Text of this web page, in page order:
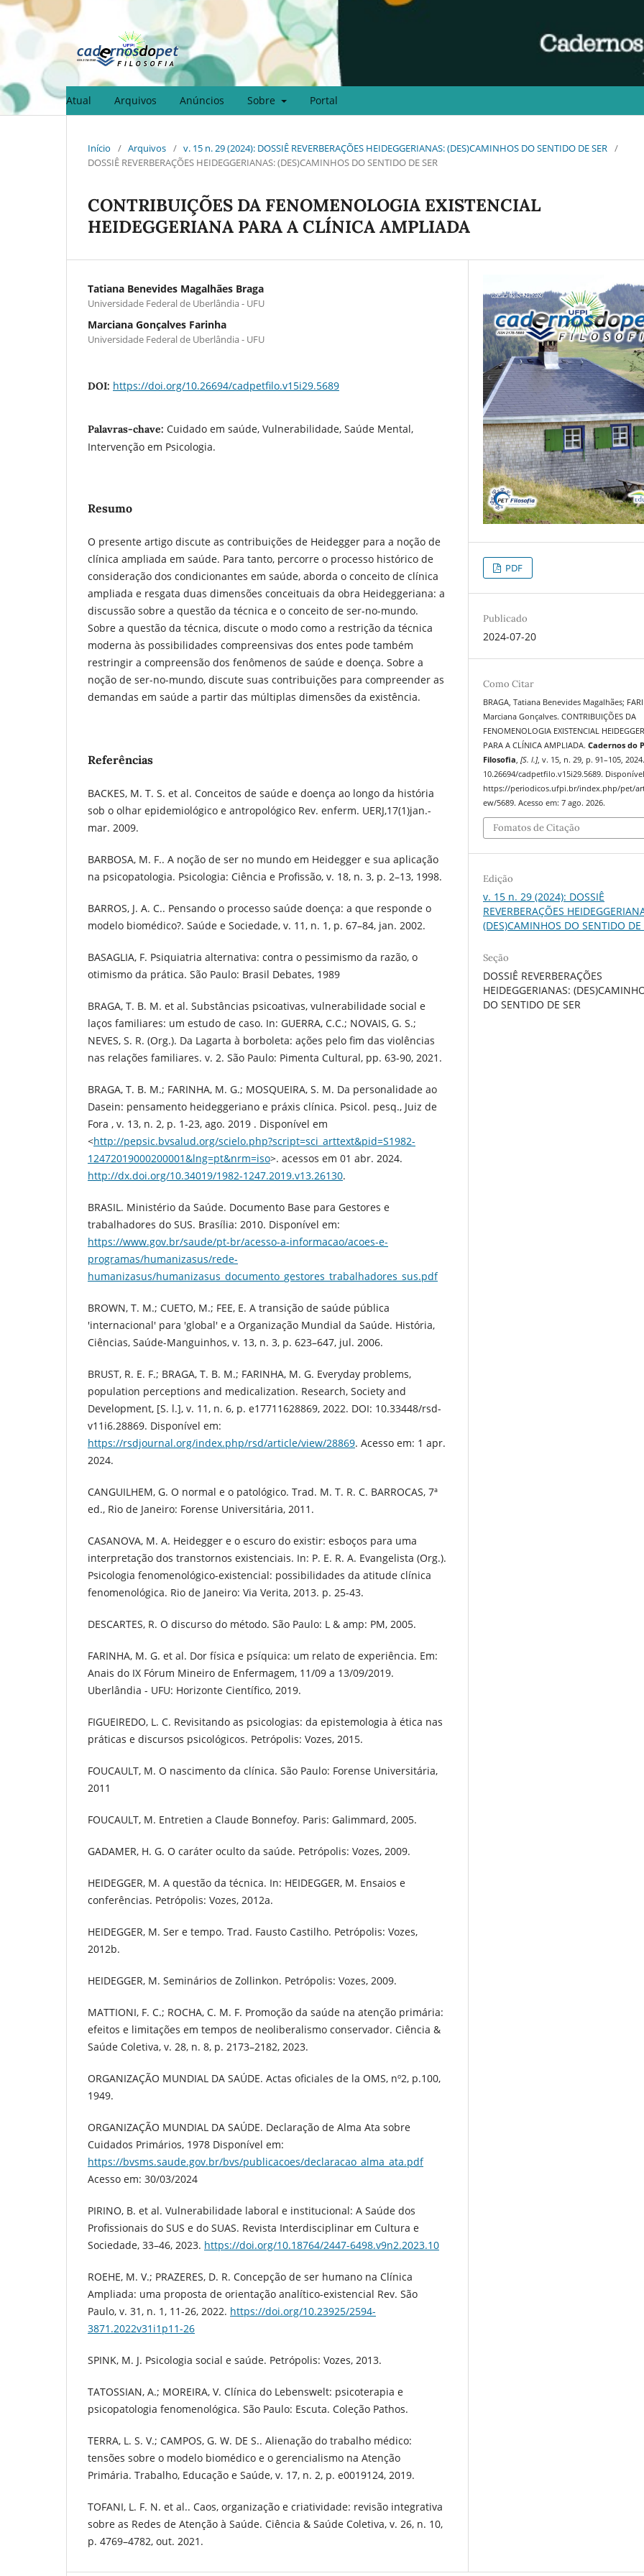
Atual Arquivos Anúncios Sobre Portal
Início / Arquivos / v. 15 n. 29 (2024): DOSSIÊ REVERBERAÇÕES HEIDEGGERIANAS: (DES)CAMINHOS DO SENTIDO DE SER /
DOSSIÊ REVERBERAÇÕES HEIDEGGERIANAS: (DES)CAMINHOS DO SENTIDO DE SER
CONTRIBUIÇÕES DA FENOMENOLOGIA EXISTENCIAL
HEIDEGGERIANA PARA A CLÍNICA AMPLIADA
Tatiana Benevides Magalhães Braga
Universidade Federal de Uberlândia - UFU
Marciana Gonçalves Farinha
Universidade Federal de Uberlândia - UFU
DOI: https://doi.org/10.26694/cadpetfilo.v15i29.5689
Palavras-chave: Cuidado em saúde, Vulnerabilidade, Saúde Mental,
Intervenção em Psicologia.
Resumo
O presente artigo discute as contribuições de Heidegger para a noção de
clínica ampliada em saúde. Para tanto, percorre o processo histórico de
consideração dos condicionantes em saúde, aborda o conceito de clínica
ampliada e resgata duas dimensões conceituais da obra Heideggeriana: a
discussão sobre a questão da técnica e o conceito de ser-no-mundo.
Sobre a questão da técnica, discute o modo como a restrição da técnica
moderna às possibilidades compreensivas dos entes pode também
restringir a compreensão dos fenômenos de saúde e doença. Sobre a
noção de ser-no-mundo, discute suas contribuições para compreender as
demandas em saúde a partir das múltiplas dimensões da existência.
Referências
BACKES, M. T. S. et al. Conceitos de saúde e doença ao longo da história
sob o olhar epidemiológico e antropológico Rev. enferm. UERJ,17(1)jan.-
mar. 2009.
BARBOSA, M. F.. A noção de ser no mundo em Heidegger e sua aplicação
na psicopatologia. Psicologia: Ciência e Profissão, v. 18, n. 3, p. 2–13, 1998.
BARROS, J. A. C.. Pensando o processo saúde doença: a que responde o
modelo biomédico?. Saúde e Sociedade, v. 11, n. 1, p. 67–84, jan. 2002.
BASAGLIA, F. Psiquiatria alternativa: contra o pessimismo da razão, o
otimismo da prática. São Paulo: Brasil Debates, 1989
BRAGA, T. B. M. et al. Substâncias psicoativas, vulnerabilidade social e
laços familiares: um estudo de caso. In: GUERRA, C.C.; NOVAIS, G. S.;
NEVES, S. R. (Org.). Da Lagarta à borboleta: ações pelo fim das violências
nas relações familiares. v. 2. São Paulo: Pimenta Cultural, pp. 63-90, 2021.
BRAGA, T. B. M.; FARINHA, M. G.; MOSQUEIRA, S. M. Da personalidade ao
Dasein: pensamento heideggeriano e práxis clínica. Psicol. pesq., Juiz de
Fora , v. 13, n. 2, p. 1-23, ago. 2019 . Disponível em
<http://pepsic.bvsalud.org/scielo.php?script=sci_arttext&pid=S1982-
12472019000200001&lng=pt&nrm=iso>. acessos em 01 abr. 2024.
http://dx.doi.org/10.34019/1982-1247.2019.v13.26130.
BRASIL. Ministério da Saúde. Documento Base para Gestores e
trabalhadores do SUS. Brasília: 2010. Disponível em:
https://www.gov.br/saude/pt-br/acesso-a-informacao/acoes-e-
programas/humanizasus/rede-
humanizasus/humanizasus_documento_gestores_trabalhadores_sus.pdf
BROWN, T. M.; CUETO, M.; FEE, E. A transição de saúde pública
'internacional' para 'global' e a Organização Mundial da Saúde. História,
Ciências, Saúde-Manguinhos, v. 13, n. 3, p. 623–647, jul. 2006.
BRUST, R. E. F.; BRAGA, T. B. M.; FARINHA, M. G. Everyday problems,
population perceptions and medicalization. Research, Society and
Development, [S. l.], v. 11, n. 6, p. e17711628869, 2022. DOI: 10.33448/rsd-
v11i6.28869. Disponível em:
https://rsdjournal.org/index.php/rsd/article/view/28869. Acesso em: 1 apr.
2024.
CANGUILHEM, G. O normal e o patológico. Trad. M. T. R. C. BARROCAS, 7ª
ed., Rio de Janeiro: Forense Universitária, 2011.
CASANOVA, M. A. Heidegger e o escuro do existir: esboços para uma
interpretação dos transtornos existenciais. In: P. E. R. A. Evangelista (Org.).
Psicologia fenomenológico-existencial: possibilidades da atitude clínica
fenomenológica. Rio de Janeiro: Via Verita, 2013. p. 25-43.
DESCARTES, R. O discurso do método. São Paulo: L & amp: PM, 2005.
FARINHA, M. G. et al. Dor física e psíquica: um relato de experiência. Em:
Anais do IX Fórum Mineiro de Enfermagem, 11/09 a 13/09/2019.
Uberlândia - UFU: Horizonte Científico, 2019.
FIGUEIREDO, L. C. Revisitando as psicologias: da epistemologia à ética nas
práticas e discursos psicológicos. Petrópolis: Vozes, 2015.
FOUCAULT, M. O nascimento da clínica. São Paulo: Forense Universitária,
2011
FOUCAULT, M. Entretien a Claude Bonnefoy. Paris: Galimmard, 2005.
GADAMER, H. G. O caráter oculto da saúde. Petrópolis: Vozes, 2009.
HEIDEGGER, M. A questão da técnica. In: HEIDEGGER, M. Ensaios e
conferências. Petrópolis: Vozes, 2012a.
HEIDEGGER, M. Ser e tempo. Trad. Fausto Castilho. Petrópolis: Vozes,
2012b.
HEIDEGGER, M. Seminários de Zollinkon. Petrópolis: Vozes, 2009.
MATTIONI, F. C.; ROCHA, C. M. F. Promoção da saúde na atenção primária:
efeitos e limitações em tempos de neoliberalismo conservador. Ciência &
Saúde Coletiva, v. 28, n. 8, p. 2173–2182, 2023.
ORGANIZAÇÃO MUNDIAL DA SAÚDE. Actas oficiales de la OMS, nº2, p.100,
1949.
ORGANIZAÇÃO MUNDIAL DA SAÚDE. Declaração de Alma Ata sobre
Cuidados Primários, 1978 Disponível em:
https://bvsms.saude.gov.br/bvs/publicacoes/declaracao_alma_ata.pdf
Acesso em: 30/03/2024
PIRINO, B. et al. Vulnerabilidade laboral e institucional: A Saúde dos
Profissionais do SUS e do SUAS. Revista Interdisciplinar em Cultura e
Sociedade, 33–46, 2023. https://doi.org/10.18764/2447-6498.v9n2.2023.10
ROEHE, M. V.; PRAZERES, D. R. Concepção de ser humano na Clínica
Ampliada: uma proposta de orientação analítico-existencial Rev. São
Paulo, v. 31, n. 1, 11-26, 2022. https://doi.org/10.23925/2594-
3871.2022v31i1p11-26
SPINK, M. J. Psicologia social e saúde. Petrópolis: Vozes, 2013.
TATOSSIAN, A.; MOREIRA, V. Clínica do Lebenswelt: psicoterapia e
psicopatologia fenomenológica. São Paulo: Escuta. Coleção Pathos.
TERRA, L. S. V.; CAMPOS, G. W. DE S.. Alienação do trabalho médico:
tensões sobre o modelo biomédico e o gerencialismo na Atenção
Primária. Trabalho, Educação e Saúde, v. 17, n. 2, p. e0019124, 2019.
TOFANI, L. F. N. et al.. Caos, organização e criatividade: revisão integrativa
sobre as Redes de Atenção à Saúde. Ciência & Saúde Coletiva, v. 26, n. 10,
p. 4769–4782, out. 2021.
PDF
Publicado
2024-07-20
Como Citar
BRAGA, Tatiana Benevides Magalhães;
Marciana Gonçalves. CONTRIBUIÇÕES DA
FENOMENOLOGIA EXISTENCIAL
PARA A CLÍNICA AMPLIADA.Cadernos do
Filosofia ,[S. l.], v. 15, n. 29, p. 91–105,
10.26694/cadpetfilo.v15i29.5689.
https://periodicos.ufpi.br/index.php/pet/
ew/5689. Acesso em: 7 ago. 2026.
Fomatos de Citação
Edição
v. 15 n. 29 (2024): DOSSIÊ
REVERBERAÇÕES
(DES)CAMINHOS DO SENTIDO DE
Seção
DOSSIÊ REVERBERAÇÕES
HEIDEGGERIANAS:
DO SENTIDO DE SER